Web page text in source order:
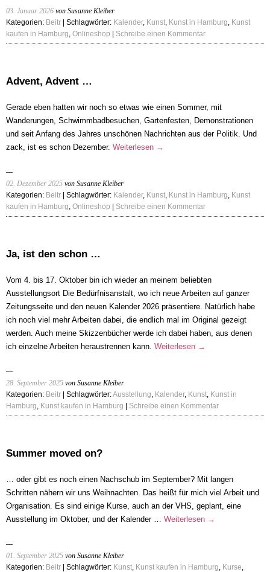
03. Januar 2026 von Susanne Kleiber
Kategorien: Beitr | Schlagwörter: Kalender, Kunst, Kunst in Hamburg, Kunst
kaufen in Hamburg, Onlineshop Schreibe einen Kommentar
Advent, Advent …
Gerade eben hatten wir noch so etwas wie einen Sommer, mit
Wanderungen, Schwimmbadbesuchen, Gartenfesten, Demonstrationen
und seit Anfang des Jahres unschönen Nachrichten aus der Politik. Und
zack, ist es schon Dezember. Weiterlesen →
02. Dezember 2025 von Susanne Kleiber
Kategorien: Beitr | Schlagwörter: Kalender, Kunst, Kunst in Hamburg, Kunst
kaufen in Hamburg, Onlineshop Schreibe einen Kommentar
Ja, ist den schon …
Vom 4. bis 17. Oktober bin ich wieder an meinem beliebten
Ausstellungsort Die Bedürfnisanstalt, wo ich neue Arbeiten auf ganzer
Zeitungsseite und den neuen Kalender 2026 präsentiere. Natürlich habe
ich noch viel mehr Arbeiten dabei, die endlich mal im Original gezeigt
werden. Auch meine Skizzenbücher werde ich dabei haben, aus denen
ich einzelne Arbeiten heraustrennen kann. Weiterlesen →
28. September 2025 von Susanne Kleiber
Kategorien: Beitr | Schlagwörter:Ausstellung, Kalender, Kunst, Kunst in
Hamburg, Kunst kaufen in Hamburg Schreibe einen Kommentar
Summer moved on?
… oder gibt es noch einen Nachschub im September? Mit langen
Schritten nähern wir uns Weihnachten. Das heißt für mich viel Arbeit und
Organisation. Es sind einige Kurse, auch an der VHS, geplant, eine
Ausstellung im Oktober, und der Kalender … Weiterlesen →
01. September 2025 von Susanne Kleiber
Kategorien: Beitr | Schlagwörter: Kunst, Kunst kaufen in Hamburg, Kurse,